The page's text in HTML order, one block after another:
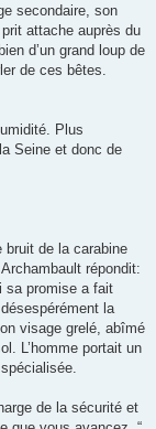
secondaire, son
attache auprès du
d’un grand loup de
de ces bêtes.
Plus
Seine et donc de
bruit de la carabine
répondit:
sa promise a fait
la
visage grelé, abîmé
L’homme portait un
de la sécurité et